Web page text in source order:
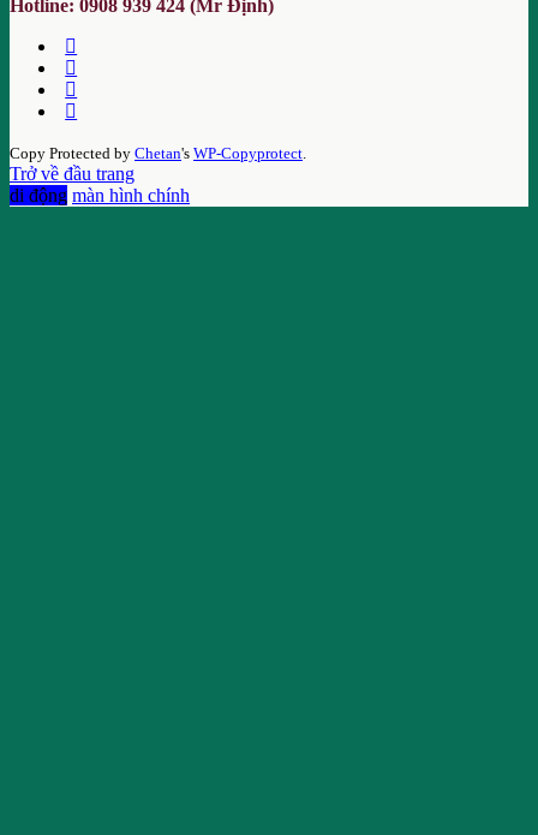
Hotline: 0908 939 424 (Mr Định)
Copy Protected by Chetan's WP-Copyprotect.
Trở về đầu trang
di động màn hình chính